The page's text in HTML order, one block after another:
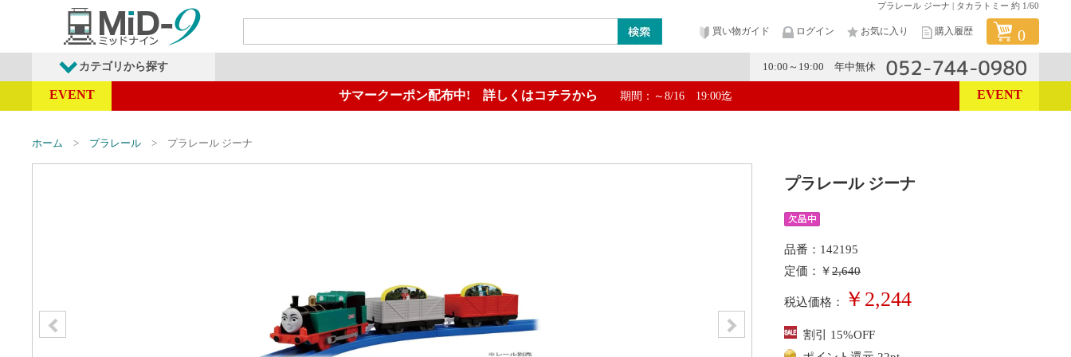
プラレール ジーナ | タカラトミー 約 1/60
買い物ガイド ログイン お気に入り 購入履歴 0
カテゴリから探す 10:00～19:00 年中無休
発売予定商品 鉄道車両・オプション レイアウト・ジオラマ類 工具・塗料・その他 メーカー
EVENT サマークーポン配布中! 詳しくはコチラから 期間：～8/16 19:00迄 EVENT
ホーム プラレール プラレール ジーナ
プラレール ジーナ
品番：142195
定価：￥2,640
税込価格： ￥2,244
割引 15%OFF